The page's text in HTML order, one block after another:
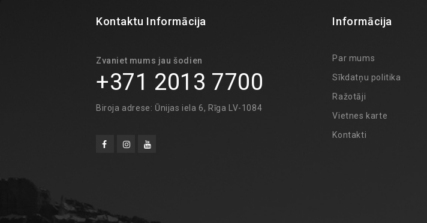
Kontaktu Informācija
Zvaniet mums jau šodien
+371 2013 7700
Biroja adrese: Ūnijas iela 6, Rīga LV-1084
Informācija
Par mums
Sīkdatņu politika
Ražotāji
Vietnes karte
Kontakti